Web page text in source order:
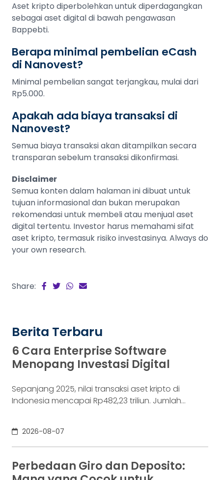
Aset kripto diperbolehkan untuk diperdagangkan
sebagai aset digital di bawah pengawasan
Bappebti.
Berapa minimal pembelian eCash
di Nanovest?
Minimal pembelian sangat terjangkau, mulai dari
Rp5.000.
Apakah ada biaya transaksi di
Nanovest?
Semua biaya transaksi akan ditampilkan secara
transparan sebelum transaksi dikonfirmasi.
Disclaimer
Semua konten dalam halaman ini dibuat untuk
tujuan informasional dan bukan merupakan
rekomendasi untuk membeli atau menjual aset
digital tertentu. Investor harus memahami sifat
aset kripto, termasuk risiko investasinya. Always do
your own research.
Share:
Berita Terbaru
6 Cara Enterprise Software
Menopang Investasi Digital
Sepanjang 2025, nilai transaksi aset kripto di
Indonesia mencapai Rp482,23 triliun. Jumlah
(OJK). Angka sebesar itu lahir dari jutaan tindakan
yang di layar terasa sederhana, dari login, memilih
aset, lalu menekan tombol beli. Namun, satu
ketukan tersebut bukan akhir proses. Di belakang
2026-08-07
Perbedaan Giro dan Deposito: